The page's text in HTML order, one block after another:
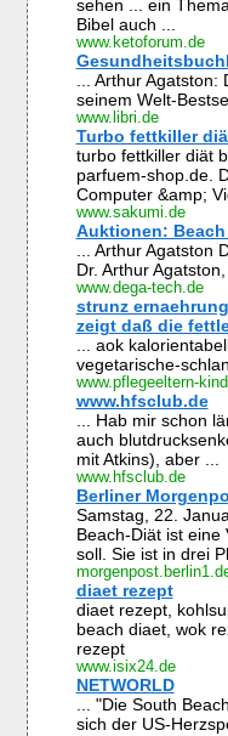
sehen ... ein
Bibel auch ...
www.ketoforum.de
... Arthur
seinem Welt-
www.libri.de
Turbo fettkiller
turbo fettkiller diät
parfuem-shop.de.
Computer &amp;
www.sakumi.de
Auktionen: Beach
... Arthur Agatston
Dr. Arthur
www.dega-tech.de
strunz
zeigt daß die
... aok
vegetarische-
www.pflegeeltern-
www.hfsclub.de
... Hab mir schon
auch
mit Atkins), aber ...
www.hfsclub.de
Berliner
Samstag, 22.
Beach-Diät ist eine
soll. Sie ist in drei
diaet rezept
diaet rezept,
beach diaet, wok
rezept
www.isix24.de
NETWORLD
... "Die South
sich der US-